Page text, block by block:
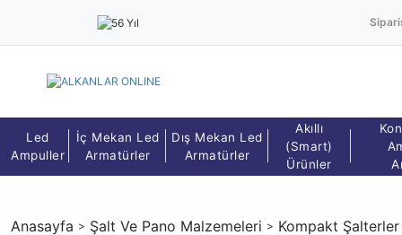
Led
Ampuller
İç Mekan Led
Armatürler
Dış Mekan Led
Armatürler
Akıllı
(Smart)
Ürünler
Anasayfa Şalt Ve Pano Malzemeleri Kompakt Şalterler